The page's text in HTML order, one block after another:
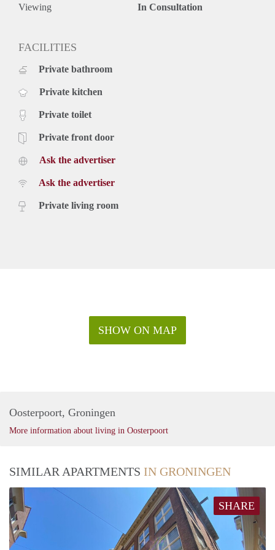
Viewing In Consultation
FACILITIES
Private bathroom
Private kitchen
Private toilet
Private front door
Ask the advertiser
Ask the advertiser
Private living room
SHOW ON MAP
Oosterpoort, Groningen
More information about living in Oosterpoort
SIMILAR APARTMENTS IN GRONINGEN
SHARE